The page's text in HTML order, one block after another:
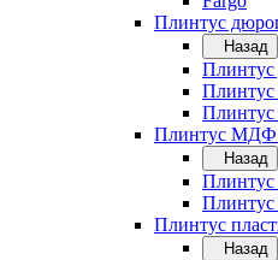
Плинтус
Назад
Плинтус
Плинтус МДФ
Назад
Плинтус
Плинтус
Назад